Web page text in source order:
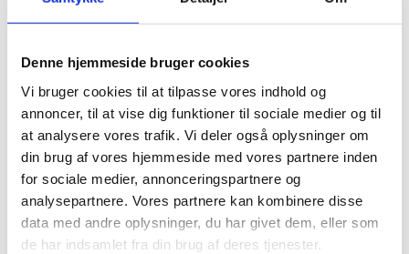
Denne hjemmeside bruger cookies
Vi bruger cookies til at tilpasse vores indhold og
annoncer, til at vise dig funktioner til sociale medier og til
at analysere vores trafik. Vi deler også oplysninger om
din brug af vores hjemmeside med vores partnere inden
for sociale medier, annonceringspartnere og
analysepartnere. Vores partnere kan kombinere disse
data med andre oplysninger, du har givet dem, eller som
de har indsamlet fra din brug af deres tjenester.
For alvorligt syge eller akutte patienter holder
undersøgelse forud for videre beslutning og
eventuel behandling. Det samme gør sig
gældende, hvis patienten har brug for
receptpligtig medicin, da lovgivningen på dette
område ikke klart omfatter telemedicin.
Der ligger altså et uafklaret område rent
lovgivningsmæssigt i forhold til, hvor meget